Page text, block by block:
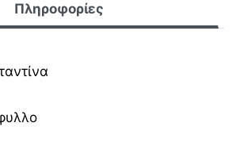
Πληροφορίες